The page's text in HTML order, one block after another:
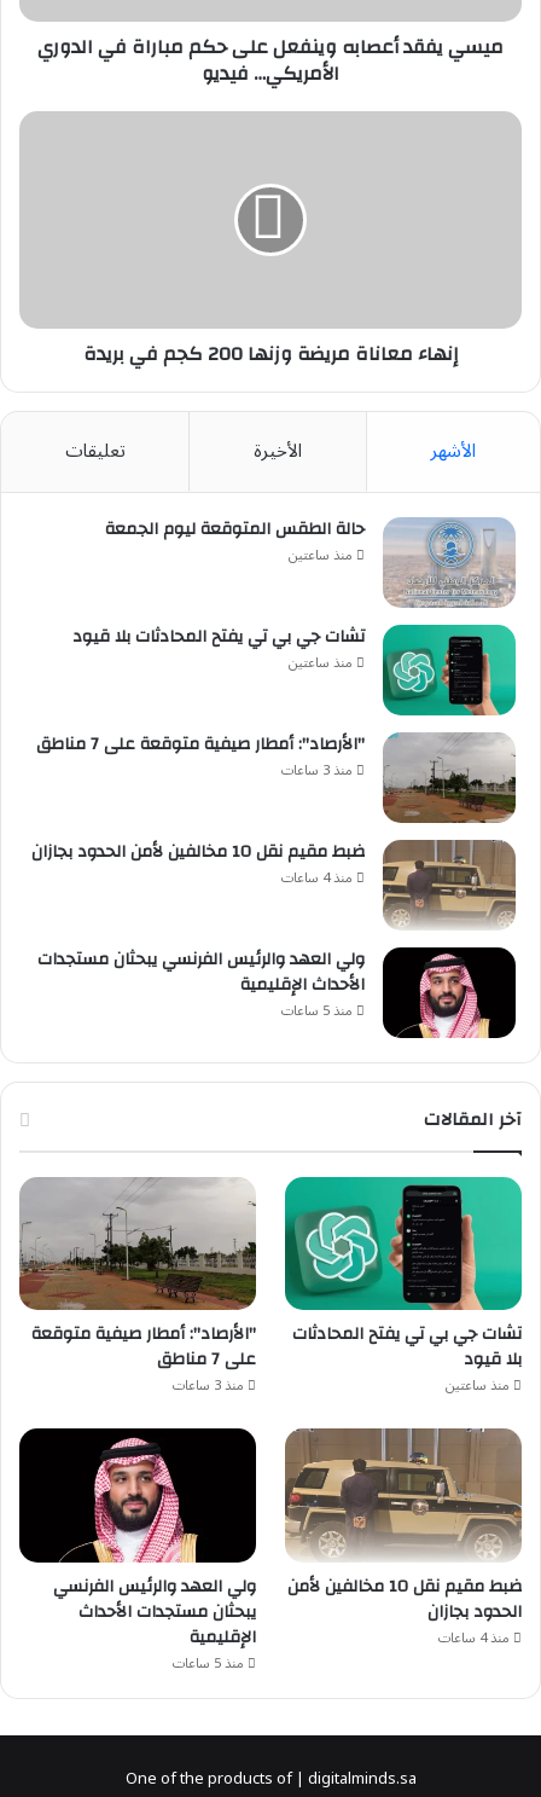
الدوري
الأمريكي…
ميسي يفقد أعصابه وينفعل على حكم مباراة في الدوري
الأمريكي… فيديو
إنهاء
إنهاء معاناة مريضة وزنها 200 كجم في بريدة
الأشهر الأخيرة تعليقات
حالة الطقس المتوقعة ليوم الجمعة
منذ ساعتين
تشات جي بي تي يفتح المحادثات بلا قيود
منذ ساعتين
"الأرصاد": أمطار صيفية متوقعة على 7 مناطق
منذ 3 ساعات
ضبط مقيم نقل 10 مخالفين لأمن الحدود بجازان
منذ 4 ساعات
ولي العهد والرئيس الفرنسي يبحثان مستجدات
الأحداث الإقليمية
منذ 5 ساعات
آخر المقالات
تشات جي بي تي يفتح المحادثات
بلا قيود
منذ ساعتين
"الأرصاد": أمطار صيفية متوقعة
على 7 مناطق
منذ 3 ساعات
ضبط مقيم نقل 10 مخالفين لأمن
الحدود بجازان
منذ 4 ساعات
ولي العهد والرئيس الفرنسي
يبحثان مستجدات الأحداث
الإقليمية
منذ 5 ساعات
One of the products of | digitalminds.sa